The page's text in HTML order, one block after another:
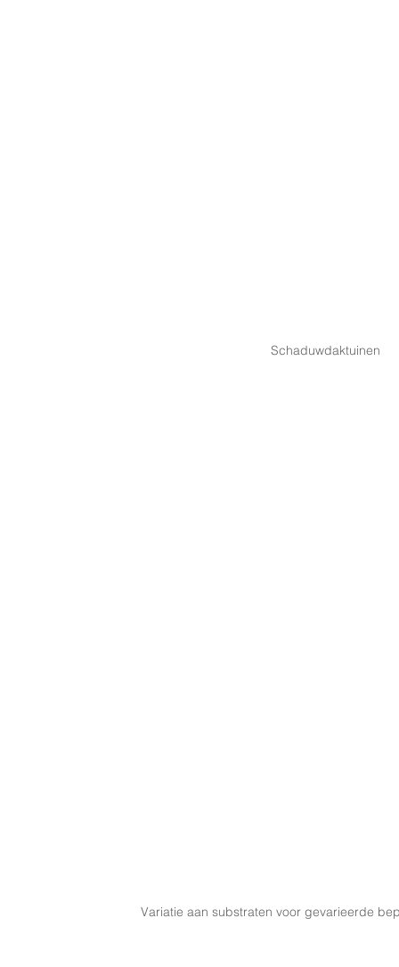
Schaduwdaktuinen
Variatie aan substraten voor gevarieerde